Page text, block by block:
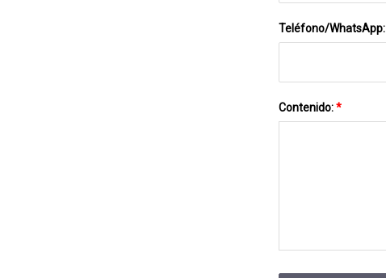
Teléfono/WhatsApp:
Contenido:*